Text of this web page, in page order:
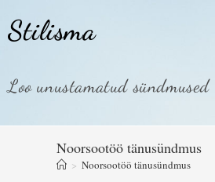
Stilisma
Loo unustamatud sündmused
Noorsootöö tänusündmus
> Noorsootöö tänusündmus